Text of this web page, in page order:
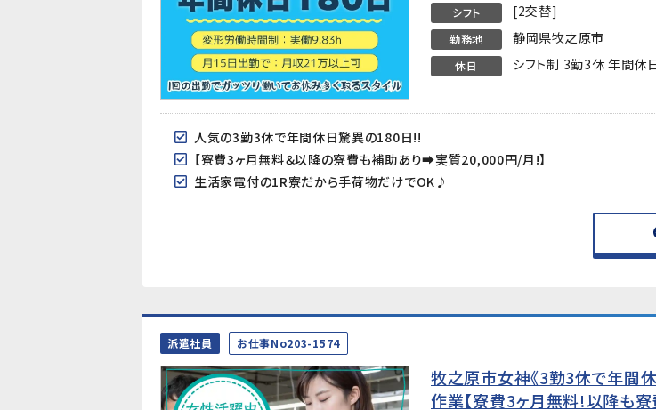
シフト [2交替]
勤務地 静岡県牧之原市
休日 シフト制 3勤3休 年間休
人気の3勤3休で年間休日驚異の180日!!
【寮費3ヶ月無料＆以降の寮費も補助あり➡実質20,000円/月!】
生活家電付の1R寮だから手荷物だけでOK♪
派遣社員 お仕事No203-1574
牧之原市女神《3勤3休で年間
作業【寮費3ヶ月無料!以降も寮